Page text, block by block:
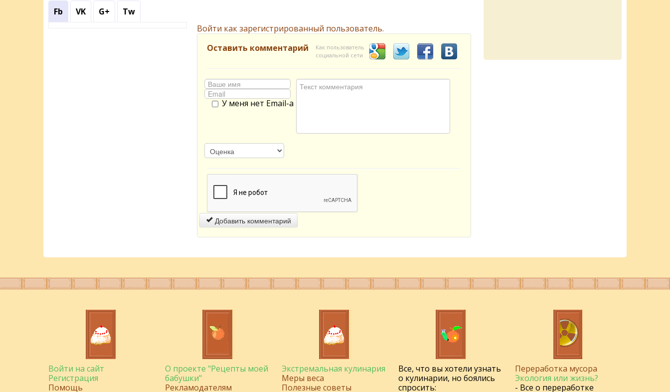
Войти как зарегистрированный пользователь.
Оставить комментарий
Как пользователь
социальной сети
У меня нет Email-а
Добавить комментарий
Fb VK G+ Tw
Войти на сайт
Регистрация
Помощь
О проекте "Рецепты моей
бабушки"
Рекламодателям
Экстремальная кулинария
Меры веса
Полезные советы
Все, что вы хотели узнать
о кулинарии, но боялись
спросить:
Переработка мусора
Экология или жизнь?
- Все о переработке